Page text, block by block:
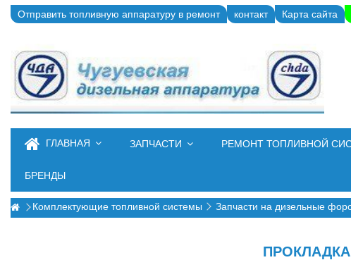
Отправить топливную аппаратуру в ремонт контакт Карта сайта
ГЛАВНАЯ ЗАПЧАСТИ РЕМОНТ ТОПЛИВНОЙ
БРЕНДЫ
Комплектующие топливной системы Запчасти на дизельные